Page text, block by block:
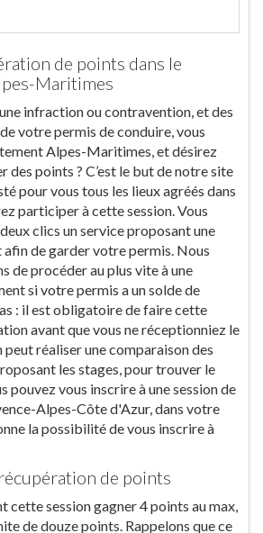
de points dans le
Maritimes
infraction ou contravention, et des
votre permis de conduire, vous
Alpes-Maritimes, et désirez
des points ? C’est le but de notre site
pour vous tous les lieux agréés dans
participer à cette session. Vous
clics un service proposant une
de garder votre permis. Nous
de procéder au plus vite à une
si votre permis a un solde de
: il est obligatoire de faire cette
avant que vous ne réceptionniez le
réaliser une comparaison des
les stages, pour trouver le
pouvez vous inscrire à une session de
Alpes-Côte d'Azur, dans votre
la possibilité de vous inscrire à
de points
cette session gagner 4 points au max,
de douze points. Rappelons que ce